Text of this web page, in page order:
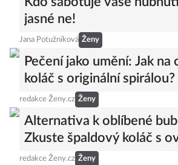
jasné ne!
Jana Potužníková Ženy
Pečení jako umění: Jak na
koláč s originální spirálou?
redakce Ženy.cz Ženy
Alternativa k oblíbené
Zkuste špaldový koláč s
redakce Ženy.cz Ženy